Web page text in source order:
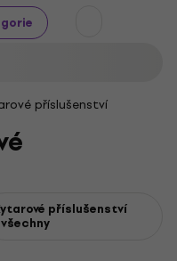
příslušenství
příslušenství